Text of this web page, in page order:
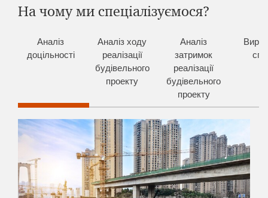
На чому ми спеціалізуємося?
Аналіз
доцільності
Аналіз ходу
реалізації
будівельного
проекту
Аналіз
затримок
реалізації
будівельного
проекту